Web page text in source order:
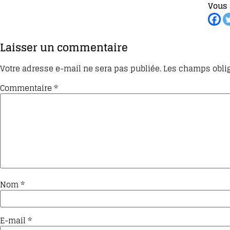
Laisser un commentaire
Votre adresse e-mail ne sera pas publiée.Les champs
Commentaire*
Nom*
E-mail*